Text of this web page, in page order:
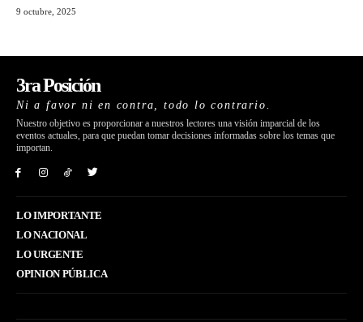
9 octubre, 2025
3ra Posición
Ni a favor ni en contra, todo lo contrario.
Nuestro objetivo es proporcionar a nuestros lectores una visión imparcial de los
eventos actuales, para que puedan tomar decisiones informadas sobre los temas que
importan.
LO IMPORTANTE
LO NACIONAL
LO URGENTE
OPINION PÚBLICA